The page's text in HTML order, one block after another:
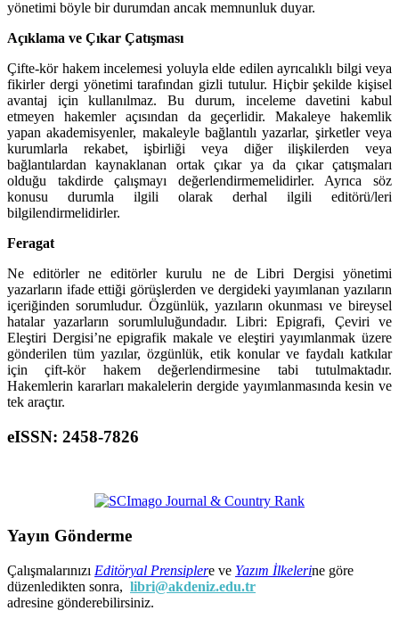
yönetimi böyle bir durumdan ancak memnunluk duyar.
Açıklama ve Çıkar Çatışması
Çifte-kör hakem incelemesi yoluyla elde edilen ayrıcalıklı bilgi veya
fikirler dergi yönetimi tarafından gizli tutulur. Hiçbir şekilde kişisel
avantaj için kullanılmaz. Bu durum, inceleme davetini kabul
etmeyen hakemler açısından da geçerlidir. Makaleye hakemlik
yapan akademisyenler, makaleyle bağlantılı yazarlar, şirketler veya
kurumlarla rekabet, işbirliği veya diğer ilişkilerden veya
bağlantılardan kaynaklanan ortak çıkar ya da çıkar çatışmaları
olduğu takdirde çalışmayı değerlendirmemelidirler. Ayrıca söz
konusu durumla ilgili olarak derhal ilgili editörü/leri
bilgilendirmelidirler.
Feragat
Ne editörler ne editörler kurulu ne de Libri Dergisi yönetimi
yazarların ifade ettiği görüşlerden ve dergideki yayımlanan yazıların
içeriğinden sorumludur. Özgünlük, yazıların okunması ve bireysel
hatalar yazarların sorumluluğundadır. Libri: Epigrafi, Çeviri ve
Eleştiri Dergisi’ne epigrafik makale ve eleştiri yayımlanmak üzere
gönderilen tüm yazılar, özgünlük, etik konular ve faydalı katkılar
için çift-kör hakem değerlendirmesine tabi tutulmaktadır.
Hakemlerin kararları makalelerin dergide yayımlanmasında kesin ve
tek araçtır.
eISSN: 2458-7826
Yayın Gönderme
Çalışmalarınızı Editöryal Prensiplere ve Yazım İlkelerine göre
düzenledikten sonra, libri@akdeniz.edu.tr
adresine gönderebilirsiniz.